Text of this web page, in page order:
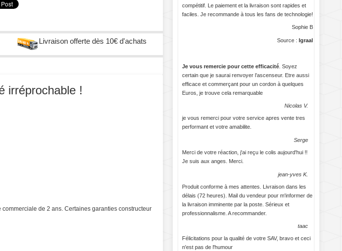
Livraison offerte dès 10€ d'achats
irréprochable !
de 2 ans. Certaines garanties constructeur
compétitif. Le paiement et la livraison sont rapides et
faciles. Je recommande à tous les fans de technologie!
Sophie B
Source : Igraal
Je vous remercie pour cette efficacité . Soyez
certain que je saurai renvoyer l’ascenseur. Etre aussi
efficace et commerçant pour un cordon à quelques
Euros, je trouve cela remarquable
Nicolas V.
je vous remerci pour votre service apres vente tres
performant et votre amabilite.
Serge
Merci de votre réaction, j'ai reçu le colis aujourd'hui !!
Je suis aux anges. Merci.
jean-yves K.
Produit conforme à mes attentes. Livraison dans les
délais (72 heures). Mail du vendeur pour m'informer de
la livraison imminente par la poste. Sérieux et
professionnalisme. A recommander.
taac
Félicitations pour la qualité de votre SAV, bravo et ceci
n'est pas de l'humour